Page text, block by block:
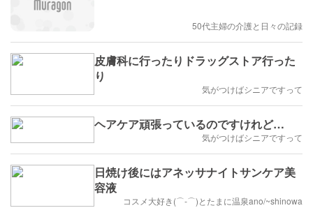
50代主婦の介護と日々の記録
皮膚科に行ったりドラッグストア行った
り
気がつけばシニアですって
ヘアケア頑張っているのですけれど…
気がつけばシニアですって
日焼け後にはアネッサナイトサンケア美
容液
コスメ大好き(⌒‐⌒)とたまに温泉ano/~shinowa